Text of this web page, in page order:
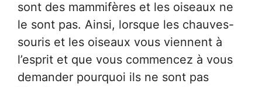
sont des mammifères et les oiseaux ne
le sont pas. Ainsi, lorsque les chauves-
souris et les oiseaux vous viennent à
l’esprit et que vous commencez à vous
demander pourquoi ils ne sont pas